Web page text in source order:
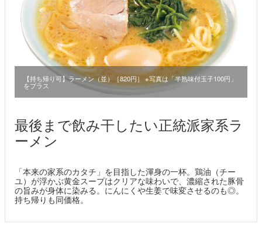
【持ち帰り可】ラーメン（並）［820円］ ※写真は「半熟味付玉子100円」
をプラス
最後まで飲み干したい正統派家系ラ
ーメン
「本来の家系のカタチ」を目指した渾身の一杯。鶏油（チー
ユ）が浮かぶ黄金スープはクリアな味わいで、濃縮された豚骨
の旨みが身体に染みる。にんにくや生姜で味変させるのも◎。
持ち帰りも同価格。